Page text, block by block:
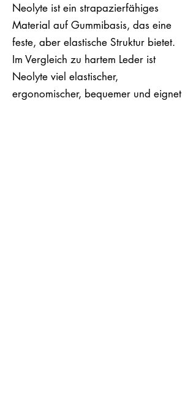
Neolyte ist ein strapazierfähiges
Material auf Gummibasis, das eine
feste, aber elastische Struktur bietet.
Im Vergleich zu hartem Leder ist
Neolyte viel elastischer,
ergonomischer, bequemer und eignet